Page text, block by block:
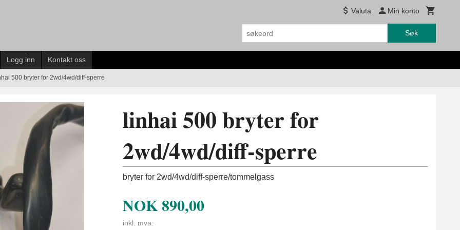
Valuta Min konto
Søk
Logg inn Kontakt oss
500 bryter for 2wd/4wd/diff-sperre
linhai 500 bryter for
2wd/4wd/diff-sperre
bryter for 2wd/4wd/diff-sperre/tommelgass
NOK 890,00
inkl. mva.